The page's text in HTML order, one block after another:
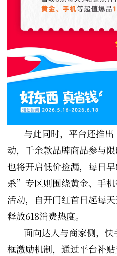
与此同时，平台还推
动，千余款品牌商品参与
也将开启低价捡漏，每日
杀”专区则围绕黄金、手
活动，自开门红首日起每
释放618消费热度。
面向达人与商家侧，
框激励机制，通过平台补